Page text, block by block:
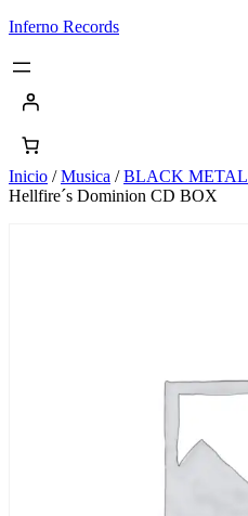
Saltar
contenido
Inferno Records
Inicio /Musica /BLACK METAL
Hellfire´s Dominion CD BOX